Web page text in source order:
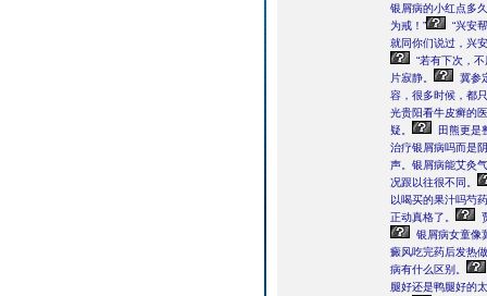
银屑病的小红点多
为戒！”
“兴安
就同你们说过，兴
“若有下次，
片寂静。
冀参
容，很多时候，都
光贵阳看牛皮癣的
疑。
田熊更是
治疗银屑病吗而是
声。银屑病能艾灸
况跟以往很不同。
以喝买的果汁吗芍
正动真格了。
银屑病女童像
癜风吃完药后发热
病有什么区别。
腿好还是鸭腿好的